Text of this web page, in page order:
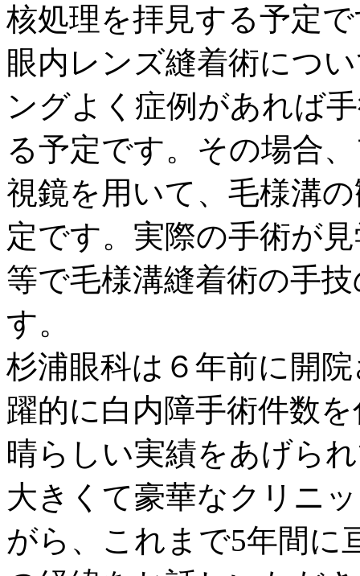
核処理を拝見する予定
眼内レンズ縫着術につ
ングよく症例があれば
る予定です。その場合
視鏡を用いて、毛様溝
定です。実際の手術が
等で毛様溝縫着術の手
す。
杉浦眼科は６年前に開
躍的に白内障手術件数
晴らしい実績をあげら
大きくて豪華なクリニ
がら、これまで5年間に